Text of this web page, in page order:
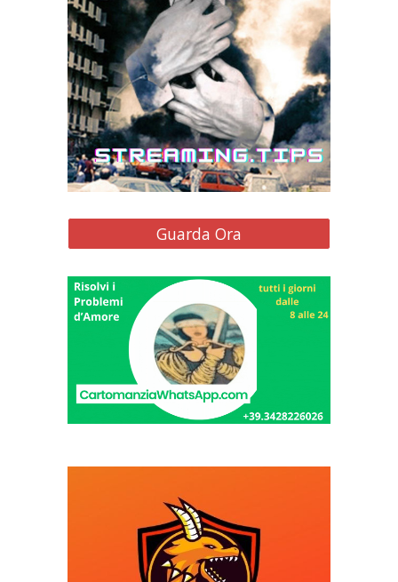
Guarda Ora